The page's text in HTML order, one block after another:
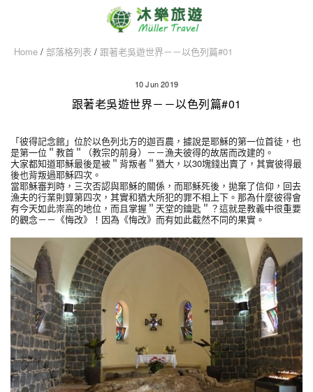
Home / 部落格列表 / 跟著老吳遊世界－－以色列篇#01
10 Jun 2019
跟著老吳遊世界－－以色列篇#01
「彼得記念館」位於以色列北方的迦百農，據說是耶穌的第一位首徒，也
是第一位＂教首＂（教宗的前身）－－漁夫彼得的故居而改建的。
大家都知道耶穌最後是被＂背叛者＂猶大，以30塊錢出賣了，其實彼得最
後也背叛過耶穌四次。
當耶穌審判時，三次否認與耶穌的關係，而耶穌死後，拋棄了信仰，回去
漁夫的行業則算第四次，其實和猶大所犯的罪不相上下。那為什麼彼得會
有今天如此崇高的地位，而且掌握＂天堂的鑰匙＂？這就是教義中很重要
的觀念－－《悔改》！因為《悔改》而有如此截然不同的果實。